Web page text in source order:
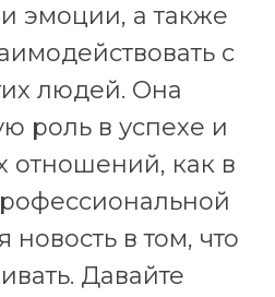
эмоции, а также
с
людей. Она
роль в успехе и
отношений, как в
в том, что
Давайте